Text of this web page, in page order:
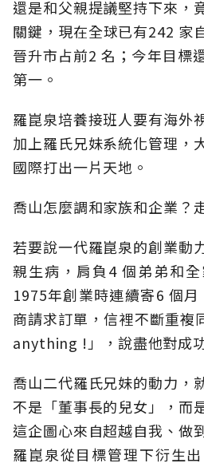
還是和父親提議堅持下來，
關鍵，現在全球已有242 家
晉升市占前2 名；今年目標
第一。
羅崑泉培養接班人要有海外
加上羅氏兄妹系統化管理，
國際打出一片天地。
喬山怎麼調和家族和企業？
若要說一代羅崑泉的創業動
親生病，肩負4 個弟弟和
1975年創業時連續寄6 個
商請求訂單，信裡不斷重複
anything !」，說盡他對成
喬山二代羅氏兄妹的動力，
不是「董事長的兒女」，而
這企圖心來自超越自我、做
羅崑泉從目標管理下衍生